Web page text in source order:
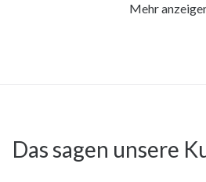
Tanja
Mehr
Das sagen unsere